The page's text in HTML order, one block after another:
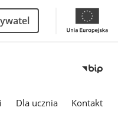
Dla ucznia Kontakt